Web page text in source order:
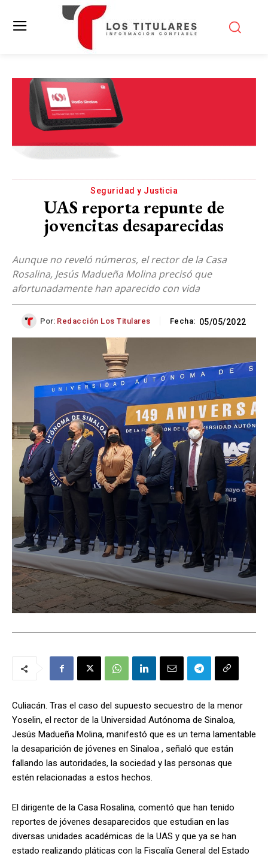
Seguridad y Justicia
UAS reporta repunte de
jovencitas desaparecidas
Aunque no reveló números, el rector de la Casa
Rosalina, Jesús Madueña Molina precisó que
afortunadamente han aparecido con vida
Por: Redacción Los Titulares Fecha: 05/05/2022
Culiacán. Tras el caso del supuesto secuestro de la menor
Yoselin, el rector de la Universidad Autónoma de Sinaloa,
Jesús Madueña Molina, manifestó que es un tema lamentable
la desaparición de jóvenes en Sinaloa , señaló que están
fallando las autoridades, la sociedad y las personas que
estén relacionadas a estos hechos.
El dirigente de la Casa Rosalina, comentó que han tenido
reportes de jóvenes desaparecidos que estudian en las
diversas unidades académicas de la UAS y que ya se han
estado realizando pláticas con la Fiscalía General del Estado